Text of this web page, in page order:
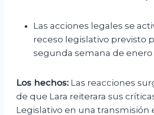
Las acciones legales se
receso legislativo previsto
segunda semana de enero
Los hechos: Las reacciones
de que Lara reiterara sus
Legislativo en una transmisión